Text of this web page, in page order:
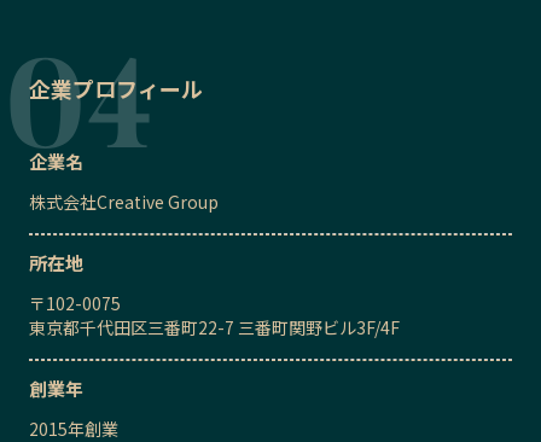
企業プロフィール
企業名
株式会社Creative Group
所在地
〒102-0075
東京都千代田区三番町22-7 三番町関野ビル3F/4F
創業年
2015年創業